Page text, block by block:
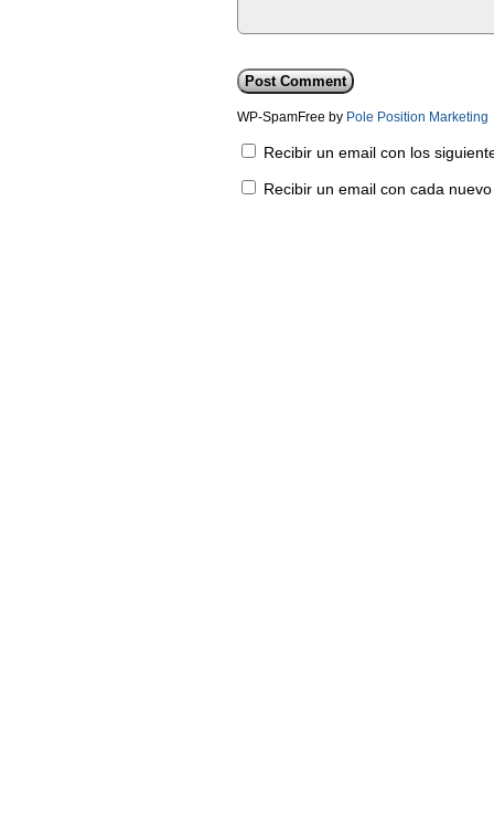
WP-SpamFree by Pole Position Marketing
Recibir un email con los
Recibir un email con cada